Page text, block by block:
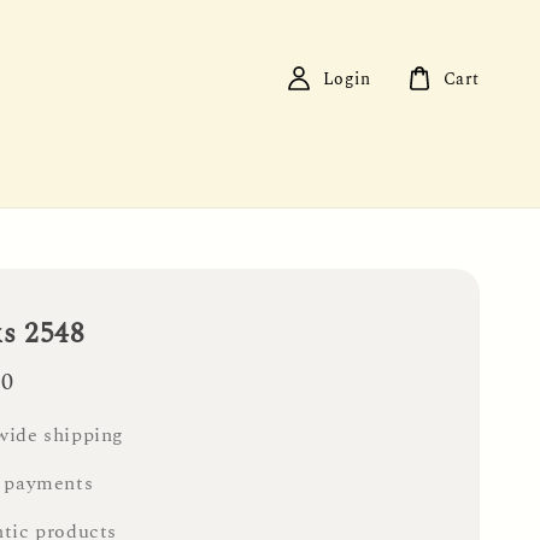
Login Cart
2548
shipping
products